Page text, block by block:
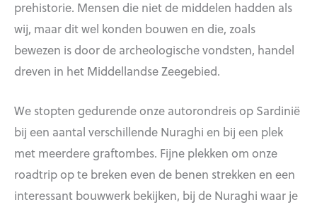
prehistorie. Mensen die niet de middelen hadden als
wij, maar dit wel konden bouwen en die, zoals
bewezen is door de archeologische vondsten, handel
dreven in het Middellandse Zeegebied.
We stopten gedurende onze autorondreis op Sardinië
bij een aantal verschillende Nuraghi en bij een plek
met meerdere graftombes. Fijne plekken om onze
roadtrip op te breken even de benen strekken en een
interessant bouwwerk bekijken, bij de Nuraghi waar je